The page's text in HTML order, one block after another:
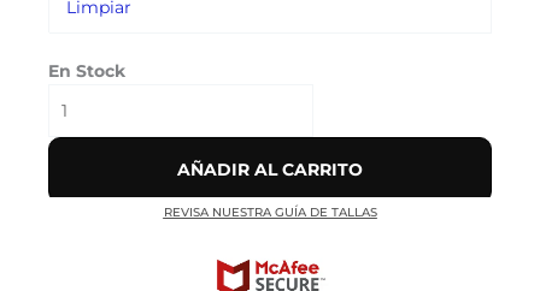
Limpiar
En Stock
AÑADIR AL CARRITO
REVISA NUESTRA GUÍA DE TALLAS